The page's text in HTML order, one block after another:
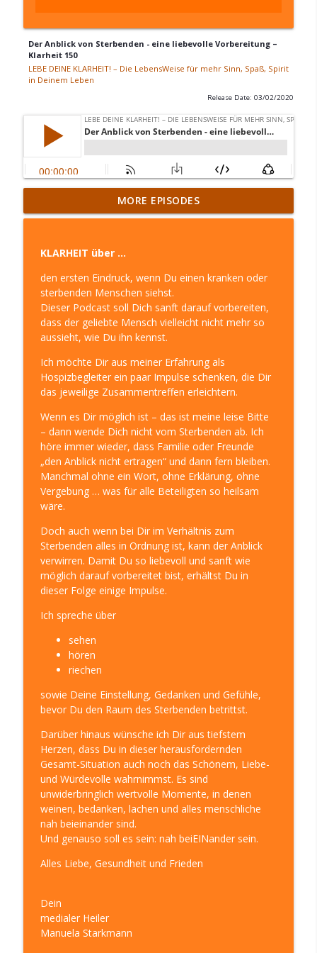
Der Anblick von Sterbenden - eine liebevolle Vorbereitung –
Klarheit 150
LEBE DEINE KLARHEIT! – Die LebensWeise für mehr Sinn, Spaß, Spirit
in Deinem Leben
Release Date: 03/02/2020
Ende … Ich bin dann mal weg – Klarheit
310
info_outline
Das Leben einfacher meistern mit den
weltlichen Ratgebern und den geistigen
Helfern – Klarheit 309
LEBE DEINE KLARHEIT! – Die LebensWeise für mehr
Sinn, Spaß, Spirit in Deinem Leben
DIE-Innere-Ratgeber-ERKENNTNIS -
einfach leben – Klarheit 308
LEBE DEINE KLARHEIT! – Die LebensWeise für mehr
info_outline
55. Geburtstag - Einblick, Rückblick,
Ausblick – Klarheit 307
LEBE DEINE KLARHEIT! – Die LebensWeise für mehr
Sinn, Spaß, Spirit in Deinem Leben
info_outline
über Selbstheilung, Veränderung und
Reinkarnation – Klarheit 306
LEBE DEINE KLARHEIT! – Die LebensWeise für mehr
Sinn, Spaß, Spirit in Deinem Leben
25 Jahre selbständig: Erfolg und
Berufung – Klarheit 305
Sinn, Spaß, Spirit in Deinem Leben
Einblick in Heiler und Medium sein –
Klarheit 304
LEBE DEINE KLARHEIT! – Die LebensWeise für mehr
Hochsensibel und in der Isolation –
Klarheit 303
LEBE DEINE KLARHEIT! – Die LebensWeise für mehr
Sinn, Spaß, Spirit in Deinem Leben
info_outline
Hochsensibel? Warum Du so nicht
glücklich wirst! – Klarheit 302
Sinn, Spaß, Spirit in Deinem Leben
LEBE DEINE KLARHEIT! – Die LebensWeise für mehr
Sinn, Spaß, Spirit in Deinem Leben
MORE EPISODES
KLARHEIT über …
den ersten Eindruck, wenn Du einen kranken oder
sterbenden Menschen siehst.
Dieser Podcast soll Dich sanft darauf vorbereiten,
dass der geliebte Mensch vielleicht nicht mehr so
aussieht, wie Du ihn kennst.
Ich möchte Dir aus meiner Erfahrung als
Hospizbegleiter ein paar Impulse schenken, die Dir
das jeweilige Zusammentreffen erleichtern.
Wenn es Dir möglich ist – das ist meine leise Bitte
– dann wende Dich nicht vom Sterbenden ab. Ich
höre immer wieder, dass Familie oder Freunde
„den Anblick nicht ertragen“ und dann fern bleiben.
Manchmal ohne ein Wort, ohne Erklärung, ohne
Vergebung … was für alle Beteiligten so heilsam
wäre.
Doch auch wenn bei Dir im Verhältnis zum
Sterbenden alles in Ordnung ist, kann der Anblick
verwirren. Damit Du so liebevoll und sanft wie
möglich darauf vorbereitet bist, erhältst Du in
dieser Folge einige Impulse.
Ich spreche über
sehen
hören
riechen
sowie Deine Einstellung, Gedanken und Gefühle,
bevor Du den Raum des Sterbenden betrittst.
Darüber hinaus wünsche ich Dir aus tiefstem
Herzen, dass Du in dieser herausfordernden
Gesamt-Situation auch noch das Schönem, Liebe-
und Würdevolle wahrnimmst. Es sind
unwiderbringlich wertvolle Momente, in denen
weinen, bedanken, lachen und alles menschliche
nah beieinander sind.
Und genauso soll es sein: nah beiEINander sein.
Alles Liebe, Gesundheit und Frieden
Dein
medialer Heiler
Manuela Starkmann